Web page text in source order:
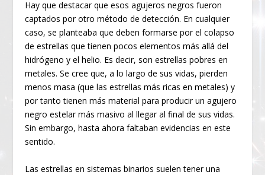
Hay que destacar que esos agujeros negros fueron
captados por otro método de detección. En cualquier
caso, se planteaba que deben formarse por el colapso
de estrellas que tienen pocos elementos más allá del
hidrógeno y el helio. Es decir, son estrellas pobres en
metales. Se cree que, a lo largo de sus vidas, pierden
menos masa (que las estrellas más ricas en metales) y
por tanto tienen más material para producir un agujero
negro estelar más masivo al llegar al final de sus vidas.
Sin embargo, hasta ahora faltaban evidencias en este
sentido.
Las estrellas en sistemas binarios suelen tener una